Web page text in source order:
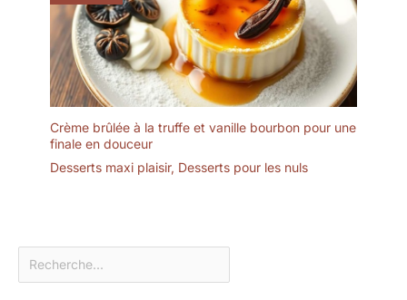
Crème brûlée à la truffe et vanille bourbon pour une
finale en douceur
Desserts maxi plaisir, Desserts pour les nuls